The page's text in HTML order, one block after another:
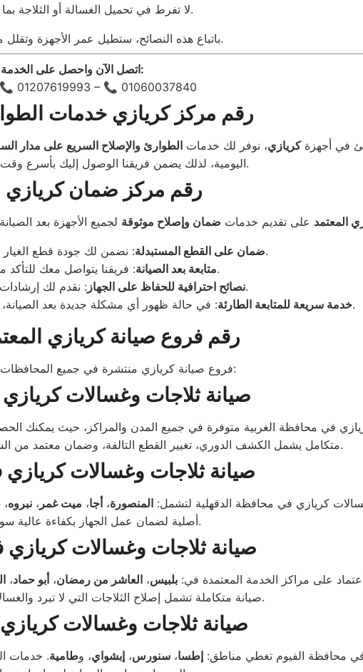
لا تفرط في تحميل الغسالة أو الثلاجة بما يزيد عن طاقتها.
باتباع هذه النصائح، ستطيل عمر الأجهزة وتقلل من الحاجة للصيانة المستمرة.
اتصل الآن واحصل على الخدمة الفورية:
01207619993 – 📞 01060037840
رقم مركز كريازي خدمات
في أجهزةكريازي، نوفر لك خدماتالطوارئ والإصلاح السريع على مدار
اليومية، لذلك يضمن فريقنا الوصول إليك بأسرع وقت ممكن لإصلاح الأعطال دون تأخير.
رقم مركز ضمان كريازي
المعتمد على تقديم خدمات ضمان وإصلاح موثوقة
ضمان على القطع المستبدلة: نضمن لك جودة قطع الغيار الأصلية المستخدمة أثناء الإصلاح.
متابعة بعد الصيانة: فريقنا يتواصل معك للتأكد من عمل الجهاز بكفاءة.
نصائح احترافية للحفاظ على الجهاز: نقدم لك إرشادات لتجنب الأعطال المستقبلية.
خدمة سريعة للمتابعة الطارئة: في حالة ظهور أي مشكلة جديدة بعد الصيانة، يمكننا الوصول إليك بسرعة لإصلاحها دون أي تأخير.
رقم فروع صيانة كريازي
فروع صيانة كريازي منتشرة في جميع المحافظات لتلبية احتياجات العملاء بسرعة:
صيانة ثلاجات وغسالات
في محافظة الغربية متوفرة في جميع المدن والمراكز، حيث يمكنك
متكامل يشمل الكشف الدوري، تغيير القطع التالفة، وضمان معتمد من الشركة الأم، سواء لأعطال الثلاجات أو مشاكل الغسالات.
صيانة ثلاجات وغسالات
كريازي في محافظة الدقهلية لتشمل: المنصورة، أجا، ميت غمر ، نبروه،
أصلية لضمان عمل الجهاز بكفاءة عالية سواء في التبريد أو الغسيل.
صيانة ثلاجات وغسالات
على مراكز الخدمة المعتمدة في: بلبيس، العاشر من رمضان، أبو حماد،
صيانة متكاملة تشمل إصلاح الثلاجات التي لا تبرد والغسالات التي تتوقف عن الدوران أو العصر.
صيانة ثلاجات وغسالات
في محافظة الفيوم تغطي مناطق:إطسا،سنورس،إبشواي، وطامية. خدمات